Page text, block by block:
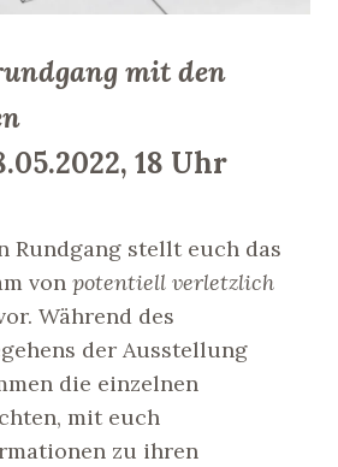
mit den
18 Uhr
Rundgang stellt euch das
vonpotentiell verletzlich
Während des
der Ausstellung
die einzelnen
mit euch
zu ihren